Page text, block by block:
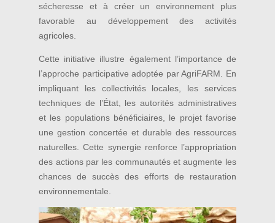
sécheresse et à créer un environnement plus
favorable au développement des activités
agricoles.
Cette initiative illustre également l’importance de
l’approche participative adoptée par AgriFARM. En
impliquant les collectivités locales, les services
techniques de l’État, les autorités administratives
et les populations bénéficiaires, le projet favorise
une gestion concertée et durable des ressources
naturelles. Cette synergie renforce l’appropriation
des actions par les communautés et augmente les
chances de succès des efforts de restauration
environnementale.